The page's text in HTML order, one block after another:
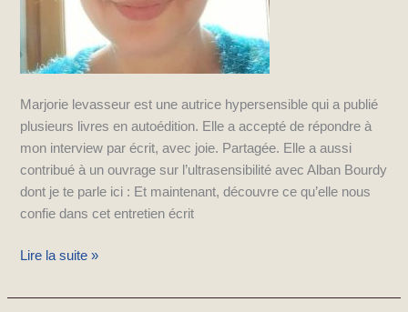
Marjorie levasseur est une autrice hypersensible qui a publié
plusieurs livres en autoédition. Elle a accepté de répondre à
mon interview par écrit, avec joie. Partagée. Elle a aussi
contribué à un ouvrage sur l’ultrasensibilité avec Alban Bourdy
dont je te parle ici : Et maintenant, découvre ce qu’elle nous
confie dans cet entretien écrit
Lire la suite »